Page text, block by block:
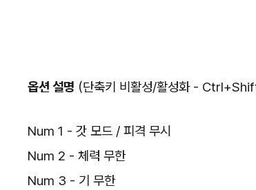
옵션 설명 (단축키 비활성/활성화 -
Num 1 - 갓 모드 / 피격 무시
Num 2 - 체력 무한
Num 3 - 기 무한